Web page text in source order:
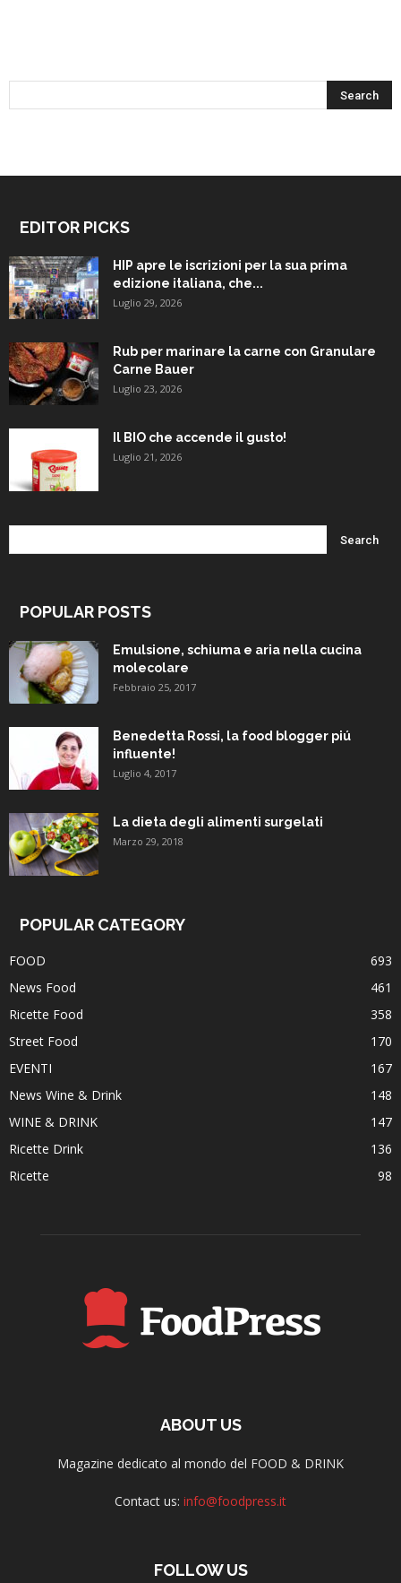
EDITOR PICKS
HIP apre le iscrizioni per la sua prima
edizione italiana, che...
Luglio 29, 2026
Rub per marinare la carne con Granulare
Carne Bauer
Luglio 23, 2026
Il BIO che accende il gusto!
Luglio 21, 2026
POPULAR POSTS
Emulsione, schiuma e aria nella cucina
molecolare
Febbraio 25, 2017
Benedetta Rossi, la food blogger piú
influente!
Luglio 4, 2017
La dieta degli alimenti surgelati
Marzo 29, 2018
POPULAR CATEGORY
FOOD
693
News Food
461
Ricette Food
358
Street Food
170
EVENTI
167
News Wine & Drink
148
WINE & DRINK
147
Ricette Drink
136
Ricette
98
ABOUT US
Magazine dedicato al mondo del FOOD & DRINK
Contact us: info@foodpress.it
FOLLOW US